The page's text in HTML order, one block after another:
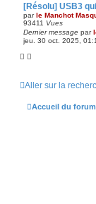
[Résolu] USB3
parle Manchot
93411 Vues
Dernier message par
jeu. 30 oct. 2025,
Aller sur la
Accueil du forum